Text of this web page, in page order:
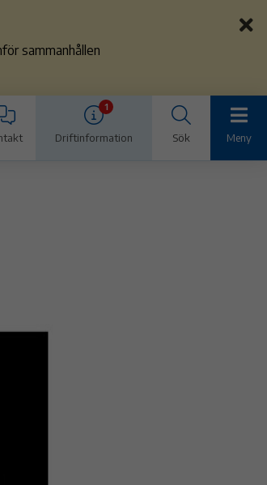
sammanhållen
1
Driftinformation Sök Meny